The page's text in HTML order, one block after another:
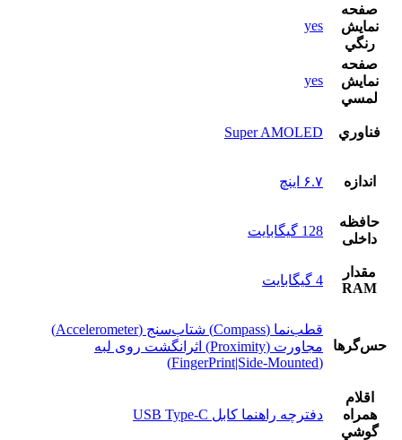
صفحه
نمايش
رنگي
yes
صفحه
نمايش
لمسي
yes
فناوري Super AMOLED
اندازه ۶.۷ اینچ
حافظه
داخلی
128 گيگابايت
مقدار
RAM
4 گيگابايت
حس‌گرها
قطب‌نما (Compass) شتاب‌سنج (Accelerometer)
مجاورت (Proximity) اثرانگشت روی لبه
(FingerPrint|Side-Mounted)
اقلام
همراه
گوشي
دفترچه‌ راهنما کابل USB Type-C